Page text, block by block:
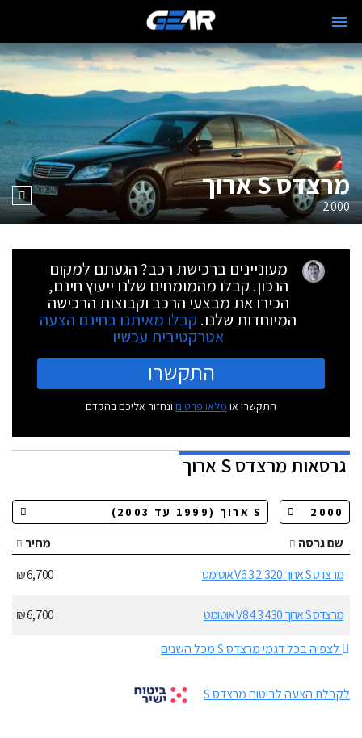
מרצדס S ארוך
2000
מעוניינים ברכישת רכב? הגעתם למקום
הנכון. קבלו מהמומחים שלנו ייעוץ חינם,
הכירו את מבצעי הרכב וקבוצות הרכישה
המיוחדות שלנו. קבלו מאיתנו בחינם הצעה
אטרקטיבית עכשיו
התקשרו
התקשרו או מלאו פרטים ונחזור אליכם בהקדם
גרסאותמרצדס S ארוך
שם גרסה
מחיר
מרצדס S ארוך 320 3.2 V6 אוטומט
6,700 ₪
מרצדס S ארוך 430 4.3 V8 אוטומט
6,700 ₪
לצפיה בכל דגמי מרצדס S מכל השנים
לקבלת הצעה לביטוח מרצדס S